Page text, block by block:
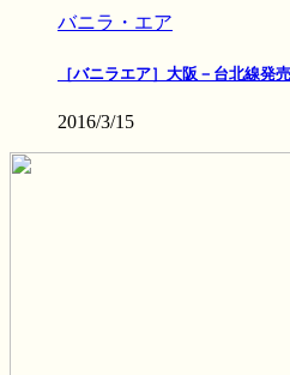
バニラ・エア
［バニラエア］大阪－台北線発
2016/3/15